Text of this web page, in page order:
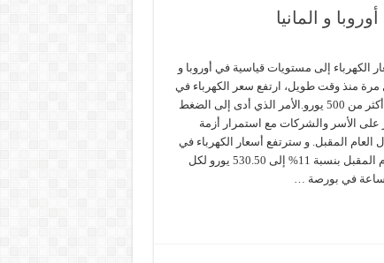
و المانيا
الكهرباء إلى مستويات قياسية في أوروبا و
مرة منذ وقت طويل، ارتفع سعر الكهرباء في
أوروبا إلى أكثر من 500 يورو.الأمر الذي أدى إلى الضغط
على الأسر والشركات مع استمرار أزمة
العام المقبل. و سترتفع أسعار الكهرباء في
المانيا للعام المقبل بنسبة 11% إلى 530.50 يورو لكل
ساعة في بورصة …